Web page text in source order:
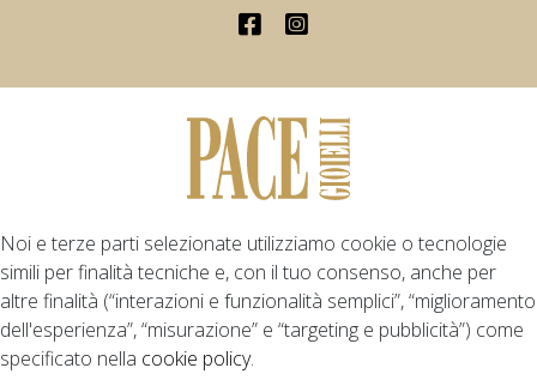
Noi e terze parti selezionate utilizziamo cookie o tecnologie
simili per finalità tecniche e, con il tuo consenso, anche per
altre finalità (“interazioni e funzionalità semplici”, “miglioramento
dell'esperienza”, “misurazione” e “targeting e pubblicità”) come
specificato nella cookie policy.